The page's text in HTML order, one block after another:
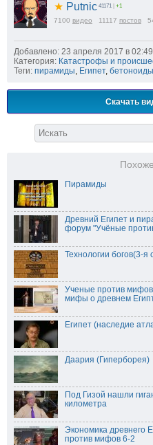
★ Putnic 41171 +1
7100 видео 11117 постов
Добавлено: 23 апреля 2017 в 02:49
Категория: Катастрофы и
Теги: пирамиды, Египет, бетоноиды
Скачать
Пирамиды
Древний Египет и
форум "Учёные
Технологии богов(3-я
Ученые против
мифы о древнем
Египет (наследие
Даария (Гиперборея)
Под Гизой нашли
километра
Экономика древнего
против мифов 6-2